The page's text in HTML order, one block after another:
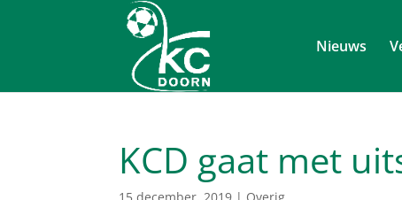
Nieuws
KCD gaat met